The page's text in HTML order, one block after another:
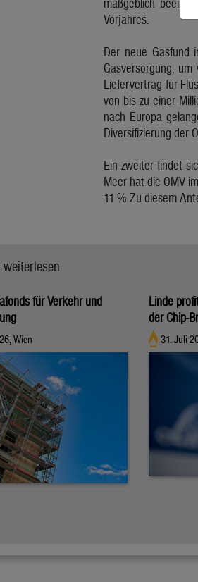
Vorjahres.
Der neue Gasfund
Gasversorgung,
Liefervertrag für
von bis zu einer
nach Europa
Diversifizierung der
Ein zweiter findet
Meer hat die OMV
11 % Zu diesem
für Verkehr und
Wien
Linde
der Chip-
31. Juli